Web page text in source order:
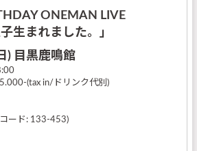
ONEMAN LIVE
生まれました。」
) 目黒鹿鳴館
(tax in/ドリンク代別)
ード: 133-453)